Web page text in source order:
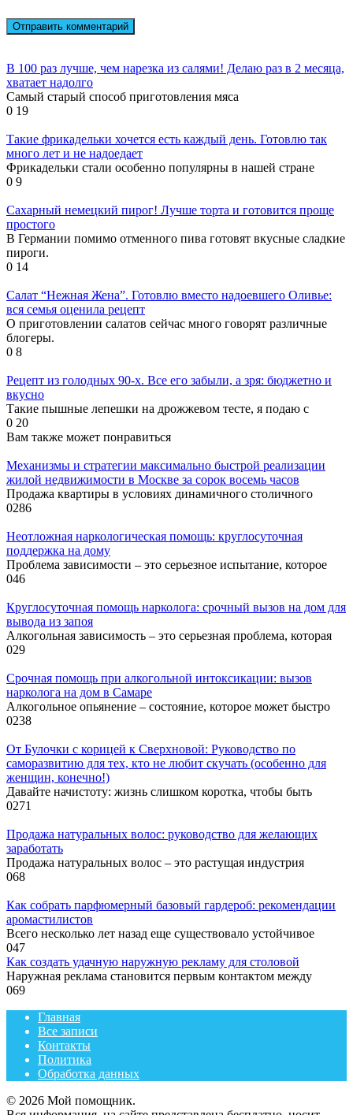
В 100 раз лучше, чем нарезка из салями! Делаю раз в 2 месяца,
хватает надолго
Самый старый способ приготовления мяса
0 19
Такие фрикадельки хочется есть каждый день. Готовлю так
много лет и не надоедает
Фрикадельки стали особенно популярны в нашей стране
0 9
Сахарный немецкий пирог! Лучше торта и готовится проще
простого
В Германии помимо отменного пива готовят вкусные сладкие
пироги.
0 14
Салат “Нежная Жена”. Готовлю вместо надоевшего Оливье:
вся семья оценила рецепт
О приготовлении салатов сейчас много говорят различные
блогеры.
0 8
Рецепт из голодных 90-х. Все его забыли, а зря: бюджетно и
вкусно
Такие пышные лепешки на дрожжевом тесте, я подаю с
0 20
Вам также может понравиться
Механизмы и стратегии максимально быстрой реализации
жилой недвижимости в Москве за сорок восемь часов
Продажа квартиры в условиях динамичного столичного
0286
Неотложная наркологическая помощь: круглосуточная
поддержка на дому
Проблема зависимости – это серьезное испытание, которое
046
Круглосуточная помощь нарколога: срочный вызов на дом для
вывода из запоя
Алкогольная зависимость – это серьезная проблема, которая
029
Срочная помощь при алкогольной интоксикации: вызов
нарколога на дом в Самаре
Алкогольное опьянение – состояние, которое может быстро
0238
От Булочки с корицей к Сверхновой: Руководство по
саморазвитию для тех, кто не любит скучать (особенно для
женщин, конечно!)
Давайте начистоту: жизнь слишком коротка, чтобы быть
0271
Продажа натуральных волос: руководство для желающих
заработать
Продажа натуральных волос – это растущая индустрия
068
Как собрать парфюмерный базовый гардероб: рекомендации
аромастилистов
Всего несколько лет назад еще существовало устойчивое
047
Как создать удачную наружную рекламу для столовой
Наружная реклама становится первым контактом между
069
Главная
Все записи
Контакты
Политика
Обработка данных
© 2026 Мой помощник.